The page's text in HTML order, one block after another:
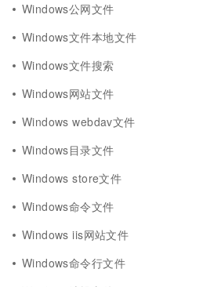
Windows公网文件
Windows文件本地文件
Windows文件搜索
Windows网站文件
Windows webdav文件
Windows目录文件
Windows store文件
Windows命令文件
Windows iis网站文件
Windows命令行文件